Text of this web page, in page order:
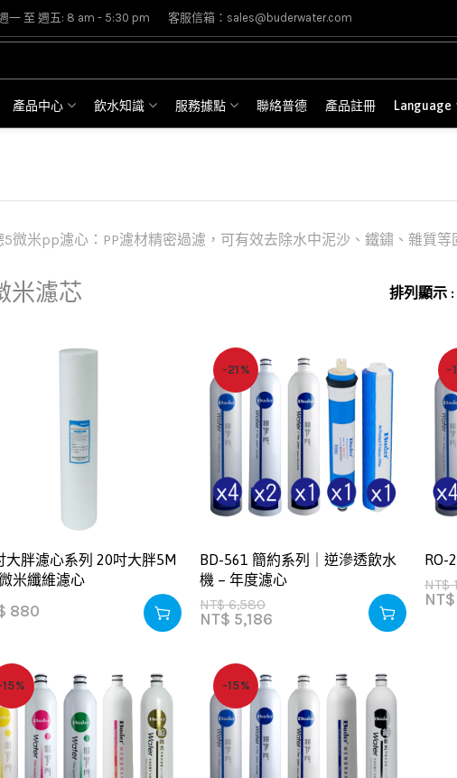
一 至 週五: 8 am - 5:30 pm 客服信箱：sales@buderwater.com
產品中心 飲水知識 服務據點 聯絡普德 產品註冊 Language
5微米pp濾心：PP濾材精密過濾，可有效去除水中泥沙、鐵鏽、雜質等
米濾芯 排列顯示
大胖濾心系列 20吋大胖5M
微米纖維濾心
880
-21%
BD-561 簡約系列｜逆滲透飲水
機 – 年度濾心
NT$6,580
NT$ 5,186
-
RO-
NT$
NT$
-15%